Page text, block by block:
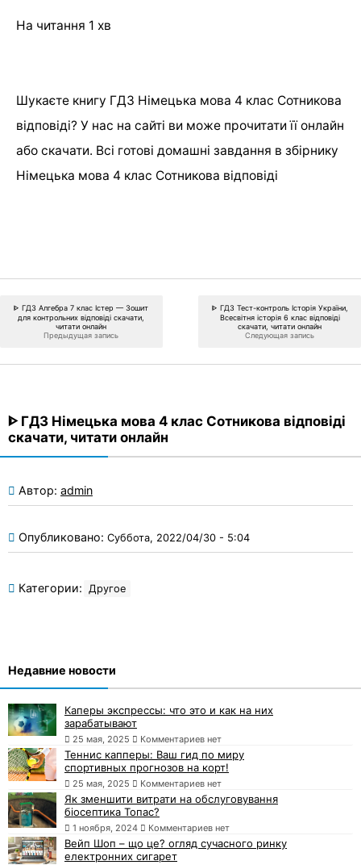
На читання 1 хв
Шукаєте книгу ГДЗ Німецька мова 4 клас Сотникова
відповіді? У нас на сайті ви може прочитати її онлайн
або скачати. Всі готові домашні завдання в збірнику
Німецька мова 4 клас Сотникова відповіді
ᐈ ГДЗ Алгебра 7 клас Істер — Зошит
для контрольних відповіді скачати,
читати онлайн
Предыдущая запись
ᐈ ГДЗ Тест-контроль Історія України,
Всесвітня історія 6 клас відповіді
скачати, читати онлайн
Следующая запись
ᐈ ГДЗ Німецька мова 4 клас Сотникова відповіді
скачати, читати онлайн
Автор: admin
Опубликовано: Суббота, 2022/04/30 - 5:04
Категории: Другое
Недавние новости
Каперы экспрессы: что это и как на них
зарабатывают
25 мая, 2025 Комментариев нет
Теннис капперы: Ваш гид по миру
спортивных прогнозов на корт!
25 мая, 2025 Комментариев нет
Як зменшити витрати на обслуговування
біосептика Топас?
1 ноября, 2024 Комментариев нет
Вейп Шоп – що це? огляд сучасного ринку
електронних сигарет